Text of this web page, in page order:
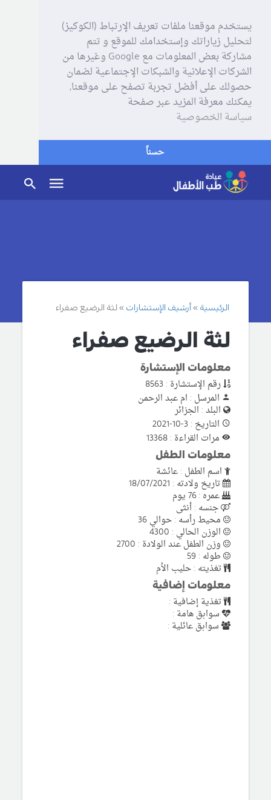
يستخدم موقعنا ملفات تعريف الإرتباط (الكوكيز)
لتحليل زياراتك وإستخدامك للموقع و تتم
مشاركة بعض المعلومات مع Google وغيرها من
الشركات الإعلانية والشبكات الإجتماعية لضمان
حصولك على أفضل تجربة تصفح على موقعنا,
يمكنك معرفة المزيد عبر صفحة
سياسة الخصوصية
حسناً
الرئيسية أرشيف الإستشارات لثة الرضيع صفراء
لثة الرضيع صفراء
معلومات الإستشارة
رقم الإستشارة : 8563
المرسل : ام عبد الرحمن
البلد : الجزائر
التاريخ : 3-10-2021
مرات القراءة : 13368
معلومات الطفل
اسم الطفل : عائشة
تاريخ ولادته : 18/07/2021
عمره : 76 يوم
جنسه : أنثى
محيط رأسه : حوالي 36
الوزن الحالي : 4300
وزن الطفل عند الولادة : 2700
طوله : 59
تغذيته : حليب الأم
معلومات إضافية
تغذية إضافية :
سوابق هامة :
سوابق عائلية :